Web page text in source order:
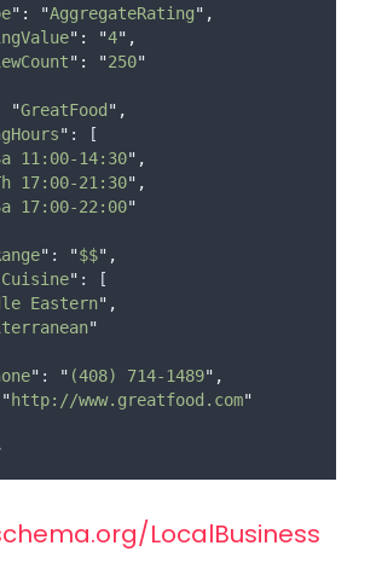
" : "AggregateRating" ,
" : "4" ,
" : "250"
"GreatFood " ,
" : [
11:00-14:30" ,
17:00-21:30" ,
17:00-22:00"
" : "$$" ,
" : [
Eastern" ,
"
" : " (408) 714-1489" ,
"http://www.greatfood.com"
LocalBusiness